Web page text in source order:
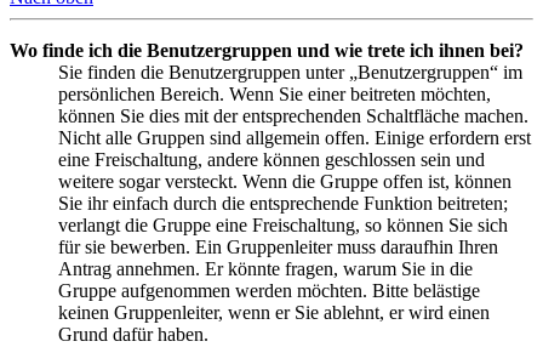
Wo finde ich die Benutzergruppen und wie trete ich ihnen bei?
Sie finden die Benutzergruppen unter „Benutzergruppen“ im
persönlichen Bereich. Wenn Sie einer beitreten möchten,
können Sie dies mit der entsprechenden Schaltfläche machen.
Nicht alle Gruppen sind allgemein offen. Einige erfordern erst
eine Freischaltung, andere können geschlossen sein und
weitere sogar versteckt. Wenn die Gruppe offen ist, können
Sie ihr einfach durch die entsprechende Funktion beitreten;
verlangt die Gruppe eine Freischaltung, so können Sie sich
für sie bewerben. Ein Gruppenleiter muss daraufhin Ihren
Antrag annehmen. Er könnte fragen, warum Sie in die
Gruppe aufgenommen werden möchten. Bitte belästige
keinen Gruppenleiter, wenn er Sie ablehnt, er wird einen
Grund dafür haben.